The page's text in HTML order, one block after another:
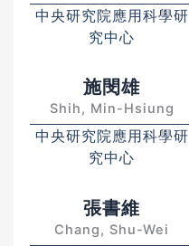
中央研究院應用科學研
究中心
施閔雄
Shih, Min-Hsiung
中央研究院應用科學研
究中心
張書維
Chang, Shu-Wei